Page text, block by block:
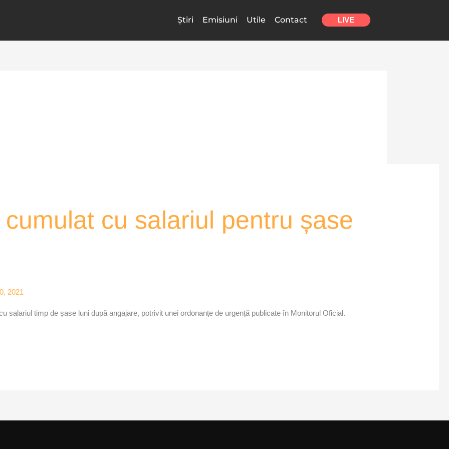
Știri Emisiuni Utile Contact LIVE
cu salariul pentru șase
2021
salariul timp de șase luni după angajare, potrivit unei ordonanțe de urgență publicate în Monitorul Oficial.